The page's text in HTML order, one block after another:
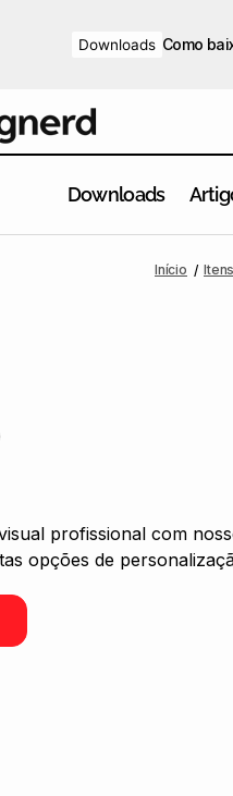
Downloads Como
Downloads
Início
profissional com
opções de